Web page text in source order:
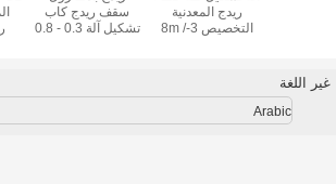
سقف ريدج كاب
تشكيل آلة 0.3 - 0.8
ريدج المعدنية
التخصيص 3-8m /
غير اللغة
Arabic